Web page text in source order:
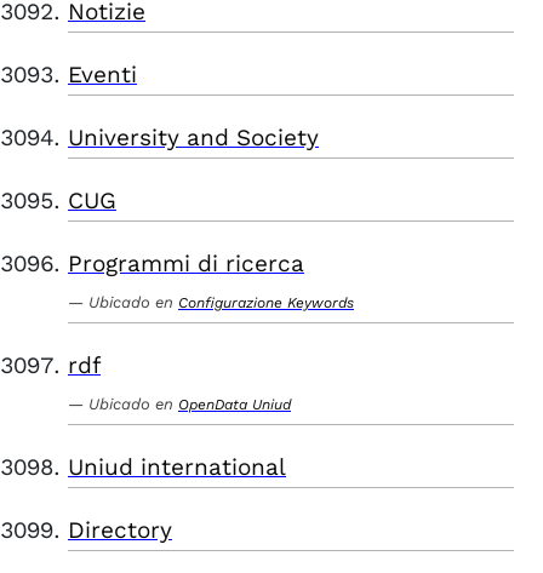
Notizie
Eventi
University and Society
CUG
Programmi di ricerca
Ubicado en Configurazione Keywords
rdf
Ubicado en OpenData Uniud
Uniud international
Directory